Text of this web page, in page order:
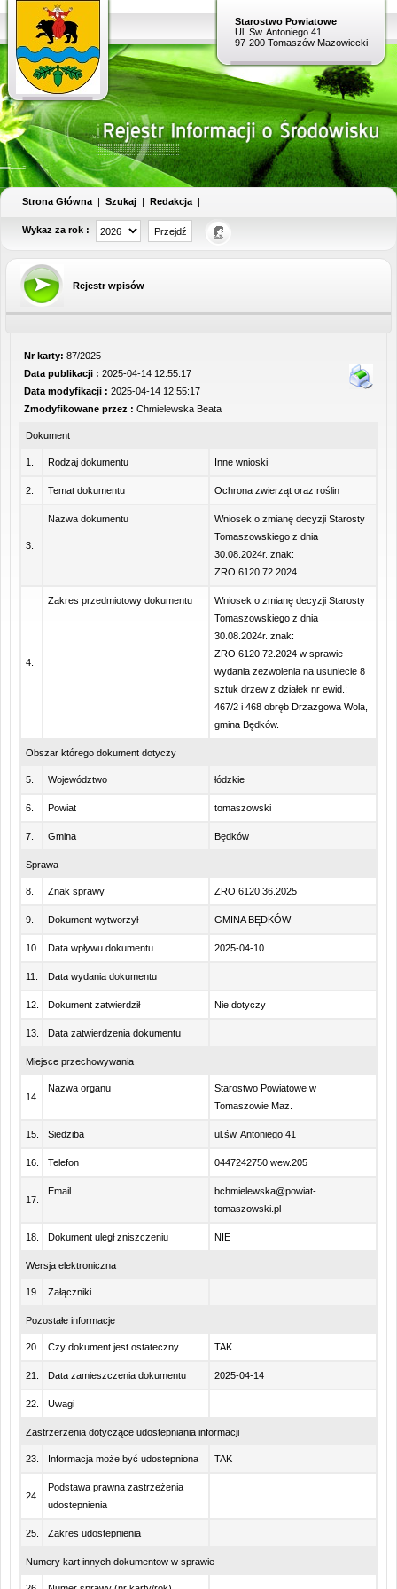
Starostwo Powiatowe
Ul. Św. Antoniego 41
97-200 Tomaszów Mazowiecki
Strona Główna | Szukaj | Redakcja |
Wykaz za rok :
Rejestr wpisów
Nr karty: 87/2025
Data publikacji : 2025-04-14 12:55:17
Data modyfikacji : 2025-04-14 12:55:17
Zmodyfikowane przez : Chmielewska Beata
Dokument
1. Rodzaj dokumentu Inne wnioski
2. Temat dokumentu Ochrona zwierząt oraz roślin
3.
Nazwa dokumentu
Wniosek o zmianę decyzji Starosty
Tomaszowskiego z dnia
30.08.2024r. znak:
ZRO.6120.72.2024.
4.
Zakres przedmiotowy dokumentu
Wniosek o zmianę decyzji Starosty
Tomaszowskiego z dnia
30.08.2024r. znak:
ZRO.6120.72.2024 w sprawie
wydania zezwolenia na usuniecie 8
sztuk drzew z działek nr ewid.:
467/2 i 468 obręb Drzazgowa Wola,
gmina Będków.
Obszar którego dokument dotyczy
5. Województwo łódzkie
6. Powiat tomaszowski
7. Gmina Będków
Sprawa
8. Znak sprawy ZRO.6120.36.2025
9. Dokument wytworzył GMINA BĘDKÓW
10. Data wpływu dokumentu 2025-04-10
11. Data wydania dokumentu
12. Dokument zatwierdził Nie dotyczy
13. Data zatwierdzenia dokumentu
Miejsce przechowywania
14.
Nazwa organu
Starostwo Powiatowe w
Tomaszowie Maz.
15. Siedziba ul.św. Antoniego 41
16. Telefon 0447242750 wew.205
17.
Email
bchmielewska@powiat-
tomaszowski.pl
18. Dokument uległ zniszczeniu NIE
Wersja elektroniczna
19. Załączniki
Pozostałe informacje
20. Czy dokument jest ostateczny TAK
21. Data zamieszczenia dokumentu 2025-04-14
22. Uwagi
Zastrzerzenia dotyczące udostepniania informacji
23. Informacja może być udostepniona TAK
24.
Podstawa prawna zastrzeżenia
udostepnienia
25. Zakres udostepnienia
Numery kart innych dokumentow w sprawie